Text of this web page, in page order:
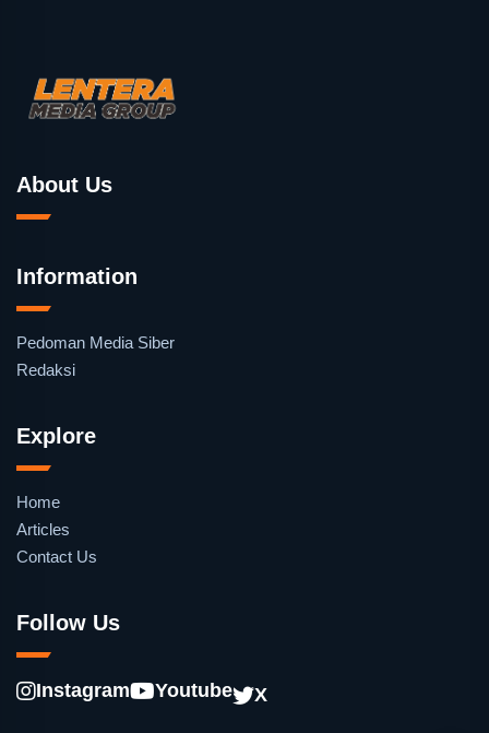
About Us
Information
Pedoman Media Siber
Redaksi
Explore
Home
Articles
Contact Us
Follow Us
Instagram Youtube X